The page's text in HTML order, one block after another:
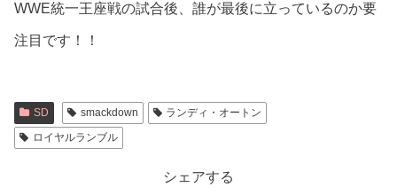
WWE統一王座戦の試合後、誰が最後に立っているのか要
注目です！！
SD smackdown
ランディ・オートン
ロイヤルランブル
シェアする